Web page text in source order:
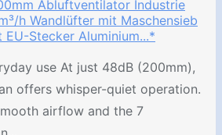
Abluftventilator Industrie
h Wandlüfter mit Maschensieb
Stecker Aluminium...*
use At just 48dB (200mm),
offers whisper-quiet operation.
airflow and the 7